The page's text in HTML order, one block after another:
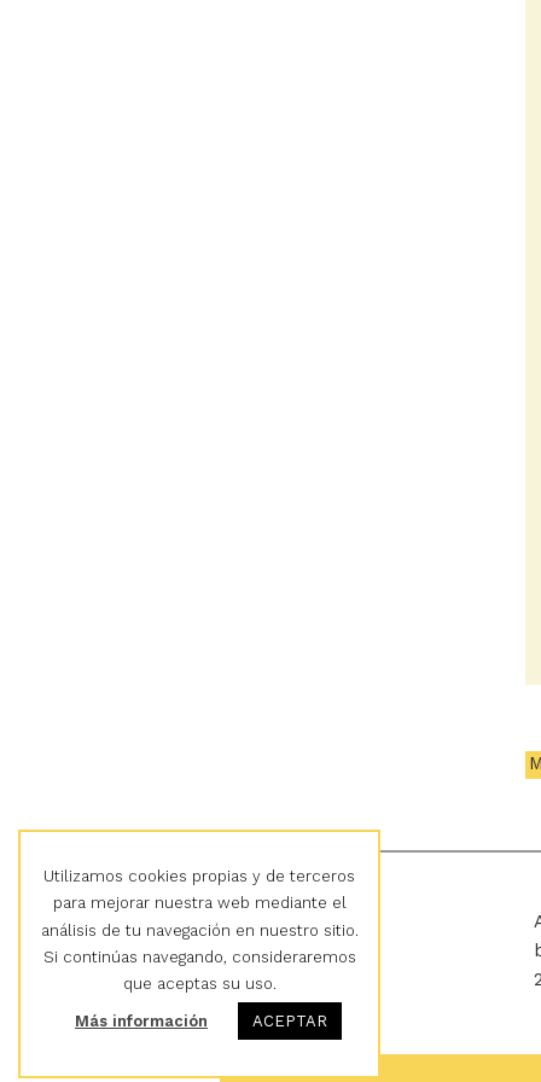
Cultura en Vena
Utilizamos cookies propias y de terceros
para mejorar nuestra web mediante el
análisis de tu navegación en nuestro sitio.
Si continúas navegando, consideraremos
que aceptas su uso.
Más información ACEPTAR